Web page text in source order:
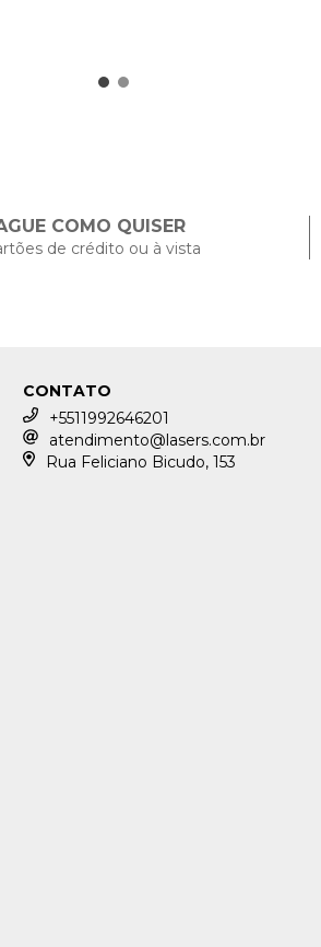
COMO QUISER
de crédito ou à vista
CONTATO
+5511992646201
atendimento@lasers.com.br
Rua Feliciano Bicudo, 153